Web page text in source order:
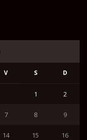
V S D
1 2
7 8 9
14 15 16